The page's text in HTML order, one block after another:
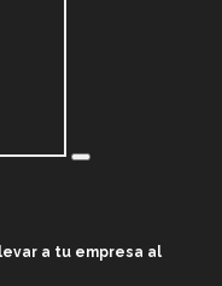
a tu empresa al